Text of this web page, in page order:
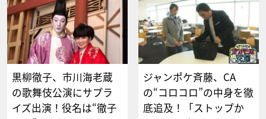
黒柳徹子、市川海老蔵
の歌舞伎公演にサプラ
イズ出演！役名は“徹子
ジャンポケ斉藤、CA
の“コロコロ”の中身を徹
底追及！「ストップか